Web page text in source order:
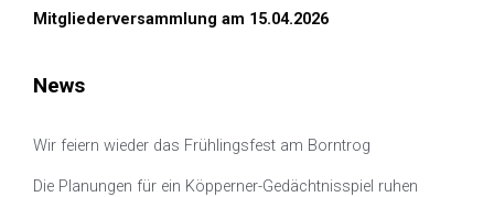
Mitgliederversammlung am 15.04.2026
News
Wir feiern wieder das Frühlingsfest am Borntrog
Die Planungen für ein Köpperner-Gedächtnisspiel ruhen